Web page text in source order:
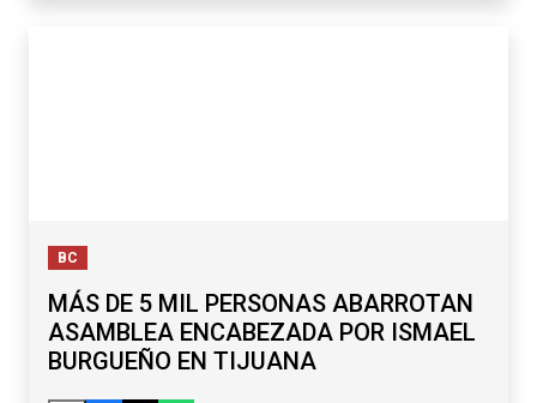
BC
MÁS DE 5 MIL PERSONAS ABARROTAN
ASAMBLEA ENCABEZADA POR ISMAEL
BURGUEÑO EN TIJUANA